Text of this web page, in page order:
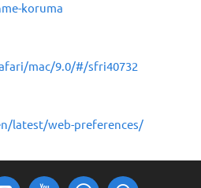
koruma
mac/9.0/#/sfri40732
latest/web-preferences/